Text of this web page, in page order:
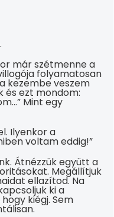
már szétmenne a
folyamatosan
kezembe veszem
és ezt mondom:
Mint egy
Ilyenkor a
voltam eddig!”
Átnézzük együtt a
Megállítjuk
ellazítod. Na
ki a
kiégj. Sem